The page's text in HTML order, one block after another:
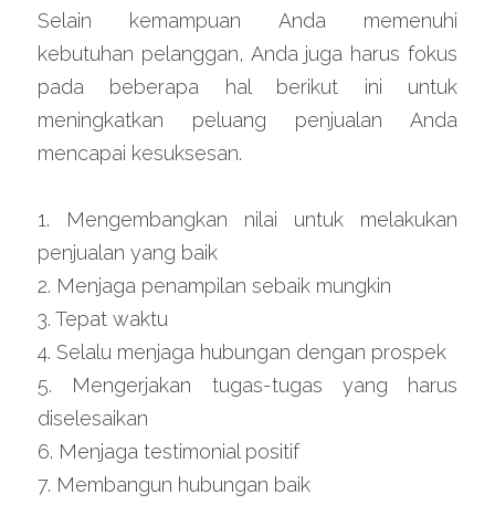
Selain kemampuan Anda memenuhi
kebutuhan pelanggan, Anda juga harus fokus
pada beberapa hal berikut ini untuk
meningkatkan peluang penjualan Anda
mencapai kesuksesan.
1. Mengembangkan nilai untuk melakukan
penjualan yang baik
2. Menjaga penampilan sebaik mungkin
3. Tepat waktu
4. Selalu menjaga hubungan dengan prospek
5. Mengerjakan tugas-tugas yang harus
diselesaikan
6. Menjaga testimonial positif
7. Membangun hubungan baik